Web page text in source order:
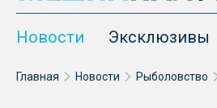
Новости Эксклюзивы
Главная Новости Рыболовство